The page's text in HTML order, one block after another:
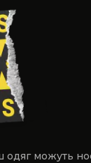
одягможуть